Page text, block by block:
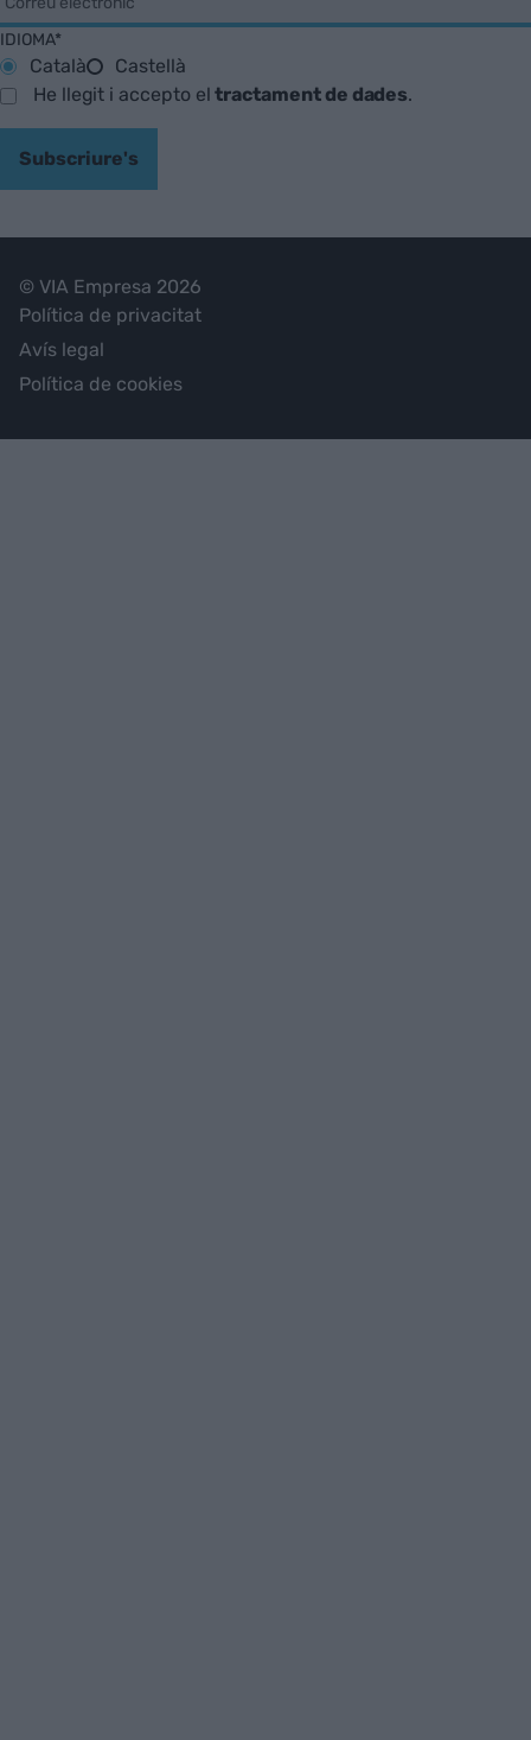
IDIOMA*
Català
Castellà
He llegit i accepto eltractament de dades.
Subscriure's
© VIA Empresa 2026
Política de privacitat
Avís legal
Política de cookies